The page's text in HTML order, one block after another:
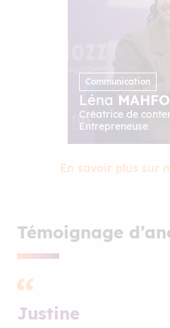
Communication
Léna
Créatrice de
Entrepreneuse
En savoir plus sur
Témoignage
Justine